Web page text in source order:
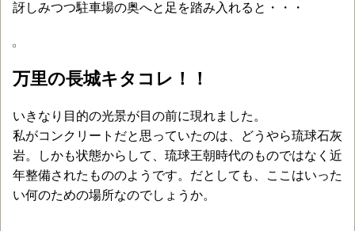
訝しみつつ駐車場の奥へと足を踏み入れると・・・
万里の長城キタコレ！！
いきなり目的の光景が目の前に現れました。
私がコンクリートだと思っていたのは、どうやら琉球石灰
岩。しかも状態からして、琉球王朝時代のものではなく近
年整備されたもののようです。だとしても、ここはいった
い何のための場所なのでしょうか。